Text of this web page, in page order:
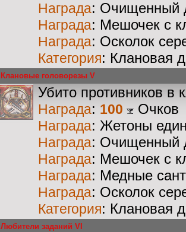
Награда: Очищенный
Награда: Мешочек с
Награда: Осколок
Категория: Клановая
Клановые головорезы V
Убито противников в
Награда: 100 Очков
Награда: Жетоны
Награда: Очищенный
Награда: Мешочек с
Награда: Медные
Награда: Осколок
Категория: Клановая
Любители заданий VI